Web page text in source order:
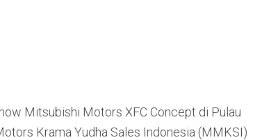
Mitsubishi Motors XFC Concept di Pulau
Krama Yudha Sales Indonesia (MMKSI)